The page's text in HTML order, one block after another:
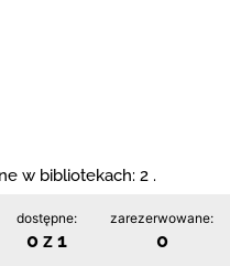
w bibliotekach: 2 .
dostępne:
0 z 1
zarezerwowane:
0